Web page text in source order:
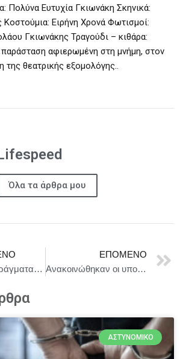
Πολύνα Ευτυχία Γκιωνάκη Σκηνικά:
Ειρήνη Χρονά Φωτισμοί:
Γκιωνάκης Τραγούδι – κιθάρα:
αφιερωμένη στη μνήμη, στον
της θεατρικής εξομολόγης..
Όλα τα άρθρα μου
«Δύο ή τρία πράγματα που ξέρω γι’ αυτόν» || Το νέο έργο του Ανέστη Αζά στο Θέατρο Προσκήνιο, από 24/1 – ΔΕΙΤΕ ΦΩΤΟΓΡΑΦΙΕΣ ΠΑΡΑΣΤΑΣΗΣ
ΕΠΌΜΕΝΟ
Ανακοινώθηκαν οι υποψηφιότητες για τα 98α Βραβεία Όσκαρ – Τέσσερις υποψηφιότητες για τη «Βουγονία» του Γ. Λάνθιμου.
ΑΣΤΥΝΟΜΙΚΌ